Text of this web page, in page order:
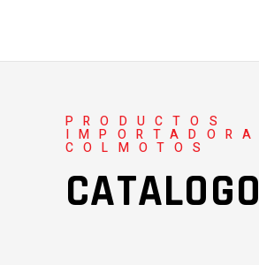
PRODUCTOS
IMPORTADORA
COLMOTOS
CATALOGO